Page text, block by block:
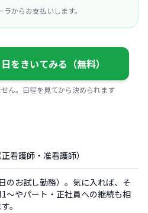
からお支払いします。
をきいてみる（無料）
ん。日程を見てから決められます
看護師・准看護師）
のお試し勤務）。気に入れば、そ
〜やパート・正社員への継続も相
。